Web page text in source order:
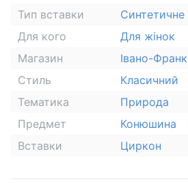
Тип вставки
Синтетичне
Для кого
Для жінок
Магазин
Івано-
Стиль
Класичний
Тематика
Природа
Предмет
Конюшина
Вставки
Циркон